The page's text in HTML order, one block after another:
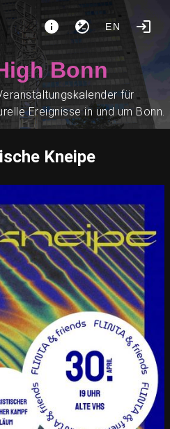
EN
Bonn
für
Ereignisse in und um Bonn.
Kneipe